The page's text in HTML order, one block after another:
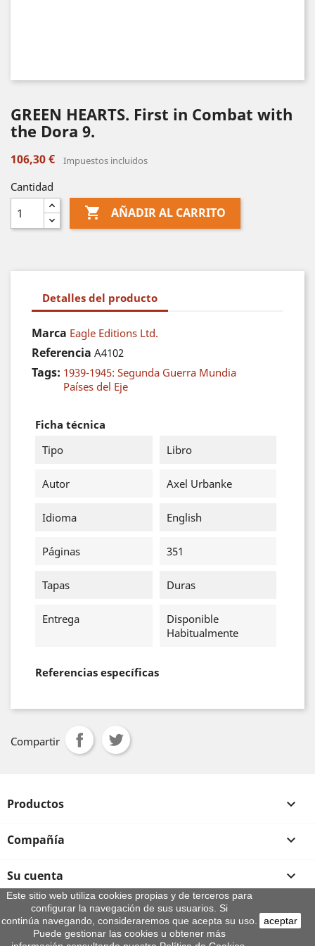
GREEN HEARTS. First in Combat with
the Dora 9.
106,30 € Impuestos incluidos
Cantidad
 AÑADIR AL CARRITO
Detalles del producto
Marca Eagle Editions Ltd.
Referencia A4102
Tags: 1939-1945: Segunda Guerra Mundia
Países del Eje
Ficha técnica
Tipo
Libro
Autor Axel Urbanke
Idioma English
Páginas 351
Tapas Duras
Entrega
Disponible
Habitualmente
Referencias específicas
Compartir
Productos 
Compañía 
Su cuenta 
Información de la tienda
Este sitio web utiliza cookies propias y de terceros para
configurar la navegación de sus usuarios. Si
continúa navegando, consideraremos que acepta su uso.
Puede gestionar las cookies u obtener más
aceptar
© 2026 - By Aeroteca